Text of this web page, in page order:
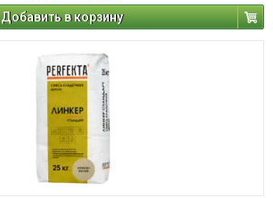
Добавить в корзину